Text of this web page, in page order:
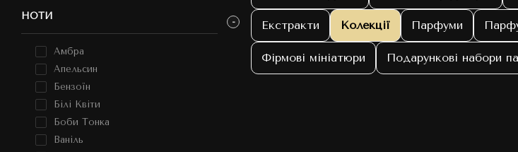
НОТИ
Амбра
Апельсин
Бензоїн
Білі Квіти
Боби Тонка
Ваніль
Екстракти Колекції Парфуми
Фірмові мініатюри Подарункові набори